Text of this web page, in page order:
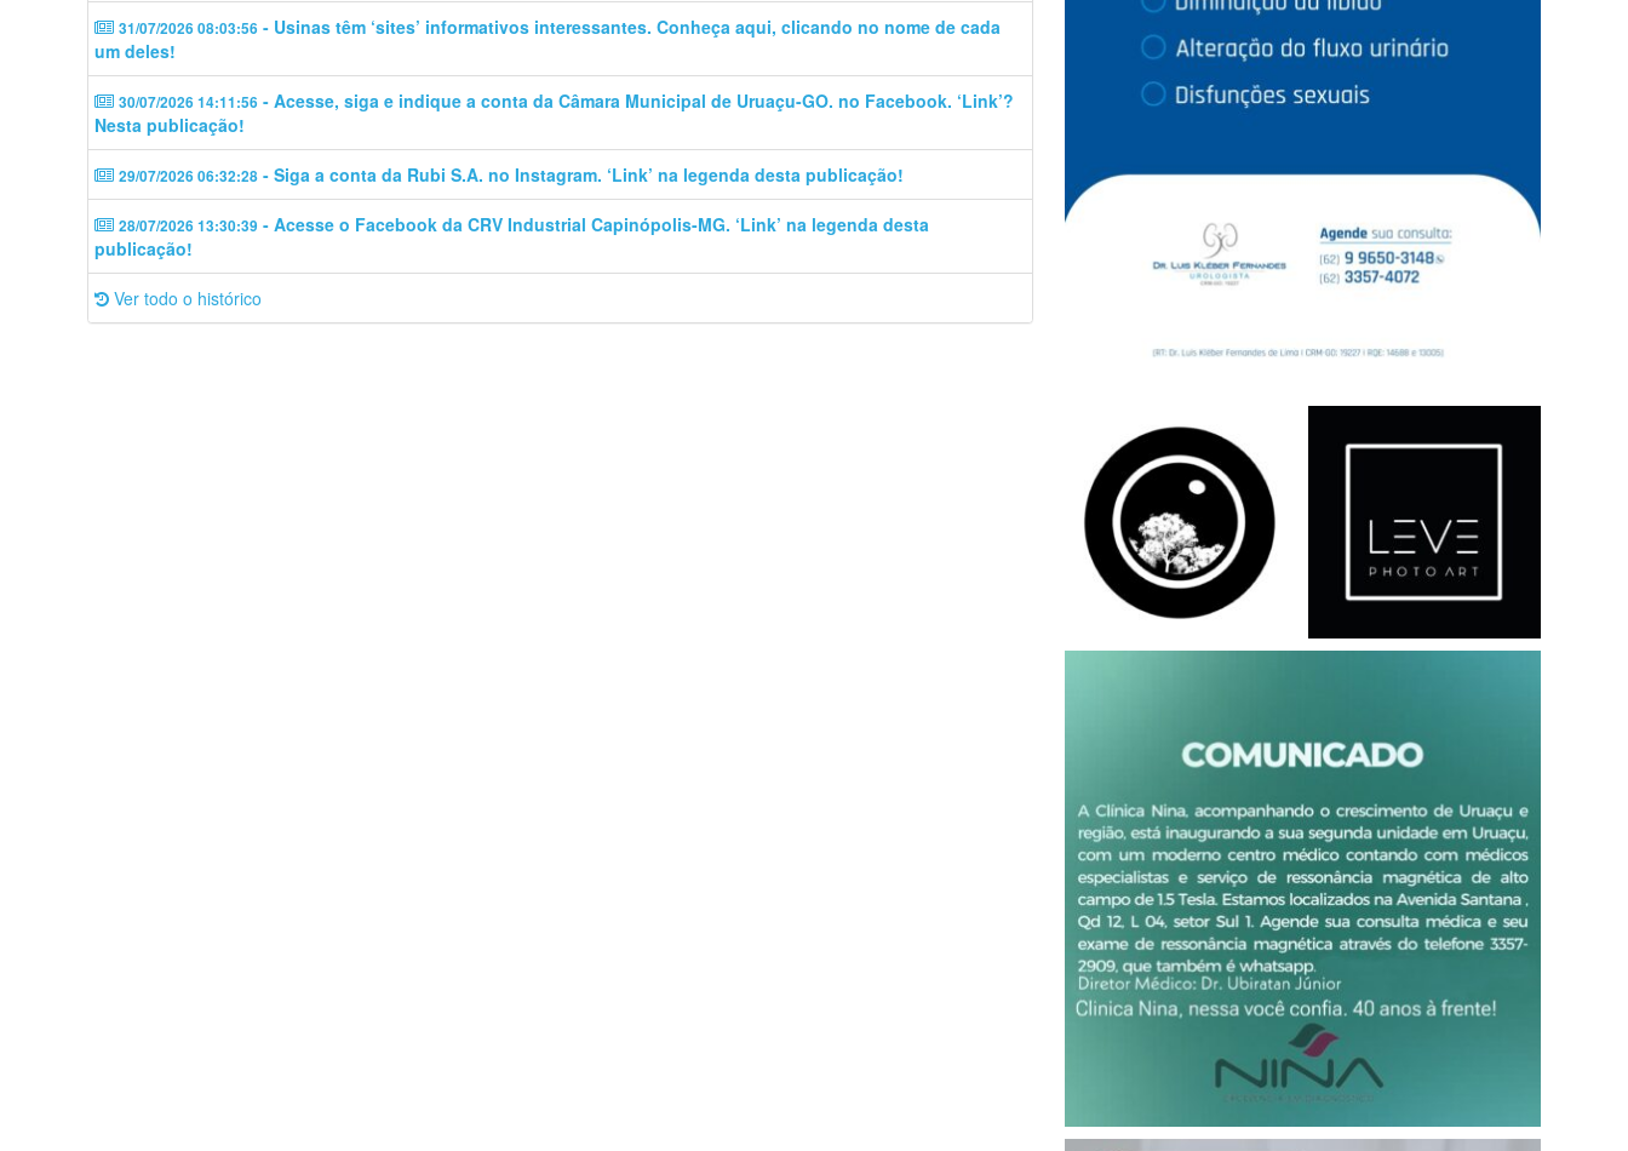
31/07/2026 08:03:56 - Usinas têm ‘sites’ informativos interessantes. Conheça aqui, clicando no nome de cada
um deles!
30/07/2026 14:11:56 - Acesse, siga e indique a conta da Câmara Municipal de Uruaçu-GO. no Facebook. ‘Link’?
Nesta publicação!
29/07/2026 06:32:28 - Siga a conta da Rubi S.A. no Instagram. ‘Link’ na legenda desta publicação!
28/07/2026 13:30:39 - Acesse o Facebook da CRV Industrial Capinópolis-MG. ‘Link’ na legenda desta
publicação!
Ver todo o histórico